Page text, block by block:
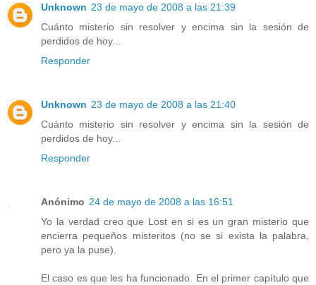
Unknown 23 de mayo de 2008 a las 21:39
Cuánto misterio sin resolver y encima sin la sesión de
perdidos de hoy...
Responder
Unknown 23 de mayo de 2008 a las 21:40
Cuánto misterio sin resolver y encima sin la sesión de
perdidos de hoy...
Responder
Anónimo 24 de mayo de 2008 a las 16:51
Yo la verdad creo que Lost en si es un gran misterio que
encierra pequeños misteritos (no se si exista la palabra,
pero ya la puse).
El caso es que les ha funcionado. En el primer capítulo que